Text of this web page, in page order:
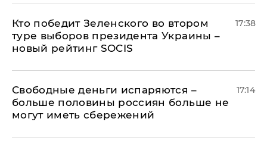
Кто победит Зеленского во втором
туре выборов президента Украины –
новый рейтинг SOCIS
17:38
Свободные деньги испаряются –
больше половины россиян больше не
могут иметь сбережений
17:14